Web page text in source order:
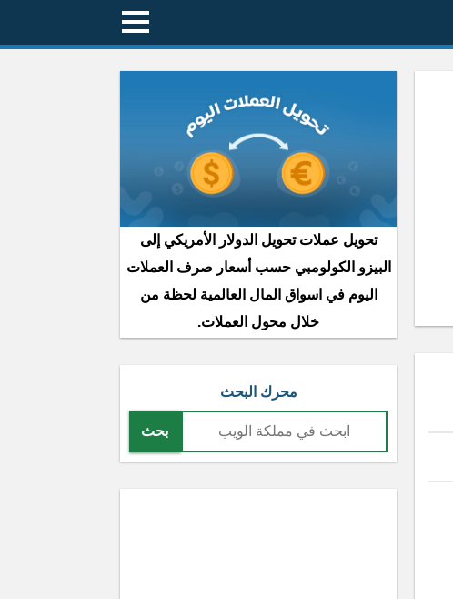
تحويل عملات تحويل الدولار الأمريكي إلى
البيزو الكولومبي حسب أسعار صرف العملات
اليوم في اسواق المال العالمية لحظة من
خلال محول العملات.
محرك البحث
بحث